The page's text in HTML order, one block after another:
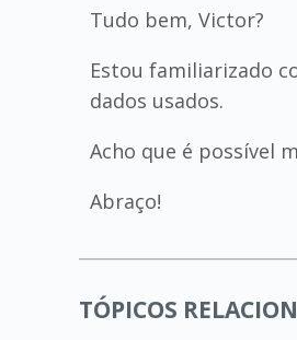
Tudo bem, Victor?
Estou familiarizado
dados usados.
Acho que é possível
Abraço!
TÓPICOS